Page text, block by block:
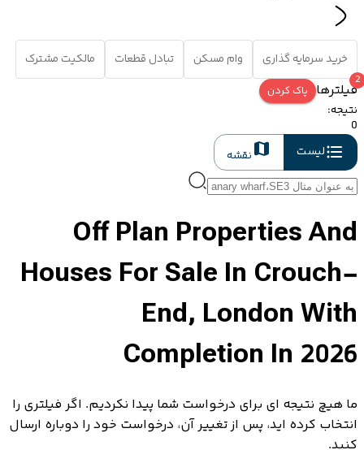
خرید سرمایه گذاری وام مسکن تبادل قطعات مالکیت مشترک
فیلترها
2
پاک کردن
نتیجه:
0
لیست
نقشه
Off Plan Properties And
Houses For Sale In Crouch-
End, London With
Completion In 2026
ما هیچ نتیجه ای برای درخواست شما پیدا نکردیم. اگر فیلتری را
انتخاب کرده اید، پس از تغییر آن، درخواست خود را دوباره ارسال
کنید.